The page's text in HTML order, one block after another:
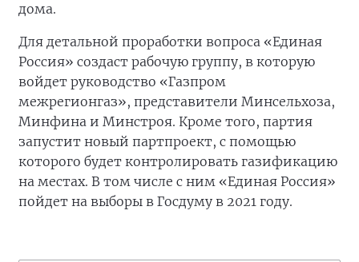
дома.
Для детальной проработки вопроса «Единая
Россия» создаст рабочую группу, в которую
войдет руководство «Газпром
межрегионгаз», представители Минсельхоза,
Минфина и Минстроя. Кроме того, партия
запустит новый партпроект, с помощью
которого будет контролировать газификацию
на местах. В том числе с ним «Единая Россия»
пойдет на выборы в Госдуму в 2021 году.